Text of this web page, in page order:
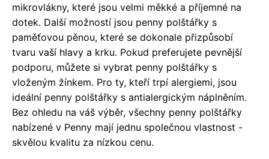
mikrovlákny, které jsou velmi měkké a příjemné na
dotek. Další možností jsou penny polštářky s
paměťovou pěnou, které se dokonale přizpůsobí
tvaru vaší hlavy a krku. Pokud preferujete pevnější
podporu, můžete si vybrat penny polštářky s
vloženým žínkem. Pro ty, kteří trpí alergiemi, jsou
ideální penny polštářky s antialergickým náplněním.
Bez ohledu na váš výběr, všechny penny polštářky
nabízené v Penny mají jednu společnou vlastnost -
skvělou kvalitu za nízkou cenu.